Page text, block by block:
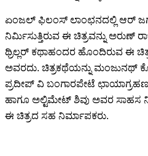
ಏಂಜಲ್ ಫಿಲಂಸ್ ಲಾಂಛನದಲ್ಲಿ ಆರ್
ನಿರ್ಮಿಸುತ್ತಿರುವ ಈ ಚಿತ್ರವನ್ನು ಅರುಣ್
ಥ್ರಿಲ್ಲರ್ ಕಥಾಹಂದರ ಹೊಂದಿರುವ ಈ
ಅವರದು. ಚಿತ್ರಕಥೆಯನ್ನು ಮಂಜುನಥ್
ಪ್ರದೀಪ್ ವಿ ಬಂಗಾರಪೇಟೆ
ಹಾಗೂ ಅಲ್ಟಿಮೇಟ್ ಶಿವು ಅವರ ಸಾಹಸ
ಈ ಚಿತ್ರದ ಸಹ ನಿರ್ಮಾಪಕರು.